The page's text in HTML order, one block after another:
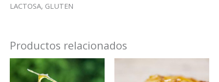
LACTOSA, GLUTEN
Productos relacionados